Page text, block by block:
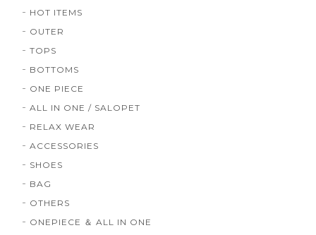
HOT ITEMS
OUTER
TOPS
BOTTOMS
ONE PIECE
ALL IN ONE / SALOPET
RELAX WEAR
ACCESSORIES
SHOES
BAG
OTHERS
ONEPIECE ＆ ALL IN ONE